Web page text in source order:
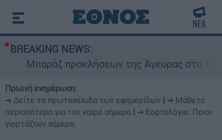
BREAKING NEWS:
Μπαράζ προκλήσεων της Άγκυρας στο
Πρωινή ενημέρωση:
➔ Δείτε τα πρωτοσέλιδα των εφημερίδων
➔ Μάθετε
περισσότερα για τον καιρό σήμερα
➔ Εορτολόγιο: Ποιοι
γιορτάζουν σήμερα